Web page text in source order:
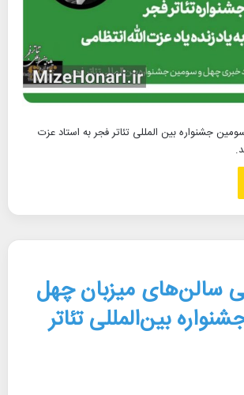
جشنواره بین المللی تئاتر فجر به استاد عزت
سالن‌های میزبان چهل
بین‌المللی تئاتر